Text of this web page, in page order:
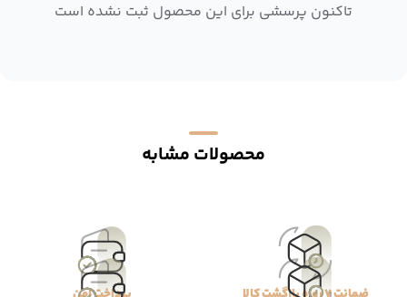
تاکنون پرسشی برای این محصول ثبت نشده است
محصولات مشابه